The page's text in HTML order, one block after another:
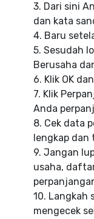
3. Dari sini
dan kata
4. Baru
5. Sesudah
Berusaha
6. Klik OK
7. Klik
Anda
8. Cek data
lengkap dan
9. Jangan
usaha,
10. Langkah
mengecek